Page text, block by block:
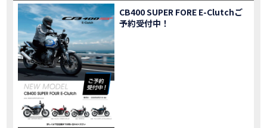
MOVIE 【速報】2025年モデルHonda X-ADV契約しました！新型のどこが凄いかチェックしてきた！
MOVIE 【女子ツーリング】秋の女子ツーリングin鳥羽・伊勢 【Honda Dream 松阪】
NEW BIKE スーパーカブFinal Edition/HELLP KITTY在庫車あります！
MOVIE 【CBR1000RR-R】スーパースポーツバイクで三重県の新スポットを巡る女子ツーリング|Honda CBR1000RRR Rebel1100 500 250
CAMPAIGN 三重県下 Honda Dreamにてレンタルバイクキャンペーン実施中💫
MOVIE 【アフリカツイン】憧れの大型バイクで1泊2日マスツーリング｜三重県〜静岡県｜Honda CL500 AfricaTwin
MOVIE 【女子ツーリング】穴場スポット満載！三重の美味しいもの・パワースポット！【Honda Dream 松阪】
MOVIE 【CBR600RR】憧れのSSバイクで女子ツーリング|三重県 松阪スタート！Honda Rebel250•500
CB400 SUPER FORE E-Clutchご
予約受付中！